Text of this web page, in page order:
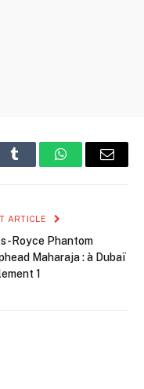
Tumblr WhatsAppEmail
ARTICLE
Royce Phantom
Maharaja : à Dubaï
1